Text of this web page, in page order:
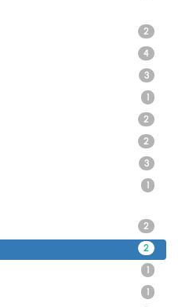
2
4
3
1
2
2
3
1
2
2
1
1